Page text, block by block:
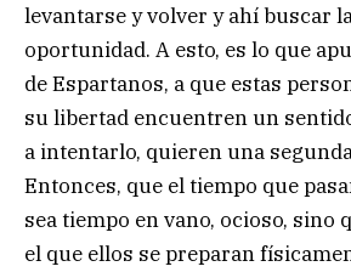
levantarse y volver y ahí buscar
oportunidad. A esto, es lo que
de Espartanos, a que estas
su libertad encuentren un
a intentarlo, quieren una
Entonces, que el tiempo que
sea tiempo en vano, ocioso, sino
el que ellos se preparan